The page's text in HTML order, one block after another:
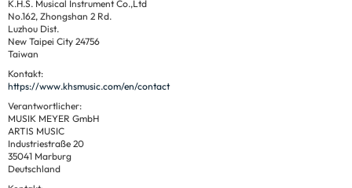
K.H.S. Musical Instrument Co.,Ltd
No.162, Zhongshan 2 Rd.
Luzhou Dist.
New Taipei City 24756
Taiwan
Kontakt:
https://www.khsmusic.com/en/contact
Verantwortlicher:
MUSIK MEYER GmbH
ARTIS MUSIC
Industriestraße 20
35041 Marburg
Deutschland